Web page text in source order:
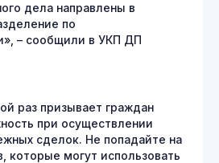
дела направлены в
по
– сообщили в УКП ДП
раз призывает граждан
при осуществлении
сделок. Не попадайте на
которые могут использовать